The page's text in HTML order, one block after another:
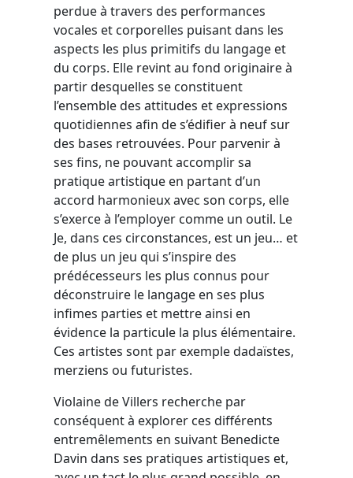
perdue à travers des performances
vocales et corporelles puisant dans les
aspects les plus primitifs du langage et
du corps. Elle revint au fond originaire à
partir desquelles se constituent
l’ensemble des attitudes et expressions
quotidiennes afin de s’édifier à neuf sur
des bases retrouvées. Pour parvenir à
ses fins, ne pouvant accomplir sa
pratique artistique en partant d’un
accord harmonieux avec son corps, elle
s’exerce à l’employer comme un outil. Le
Je, dans ces circonstances, est un jeu… et
de plus un jeu qui s’inspire des
prédécesseurs les plus connus pour
déconstruire le langage en ses plus
infimes parties et mettre ainsi en
évidence la particule la plus élémentaire.
Ces artistes sont par exemple dadaïstes,
merziens ou futuristes.
Violaine de Villers recherche par
conséquent à explorer ces différents
entremêlements en suivant Benedicte
Davin dans ses pratiques artistiques et,